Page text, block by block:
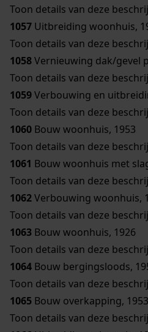
Toon details van deze
1057 Uitbreiding woonhuis,
Toon details van deze
1058Vernieuwing dak/gevel
Toon details van deze
1059Verbouwing en
Toon details van deze
1060 Bouw woonhuis, 1953
Toon details van deze
1061 Bouw woonhuis met
Toon details van deze
1062Verbouwing woonhuis,
Toon details van deze
1063 Bouw woonhuis, 1926
Toon details van deze
1064 Bouw bergingsloods,
Toon details van deze
1065 Bouw overkapping, 1953
Toon details van deze